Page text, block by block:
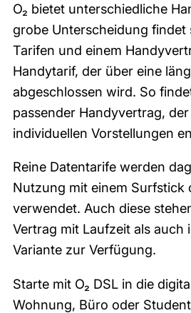
O₂ bietet unterschiedliche
grobe Unterscheidung findet
Tarifen und einem
Handytarif, der über eine
abgeschlossen wird. So
passender Handyvertrag,
individuellen Vorstellungen
Reine Datentarife werden
Nutzung mit einem Surfstick
verwendet. Auch diese
Vertrag mit Laufzeit als auch
Variante zur Verfügung.
Starte mit O₂ DSL in die
Wohnung, Büro oder